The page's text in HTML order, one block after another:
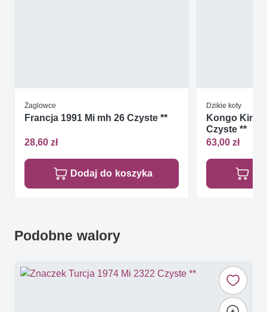
Żaglowce
Francja 1991 Mi mh 26 Czyste **
28,60 zł
Dodaj do koszyka
Dzikie koty
Kongo
Czyste **
63,00 zł
Podobne walory